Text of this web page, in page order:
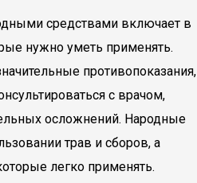
средствами включает в
нужно уметь применять.
противопоказания,
с врачом,
осложнений. Народные
трав и сборов, а
легко применять.